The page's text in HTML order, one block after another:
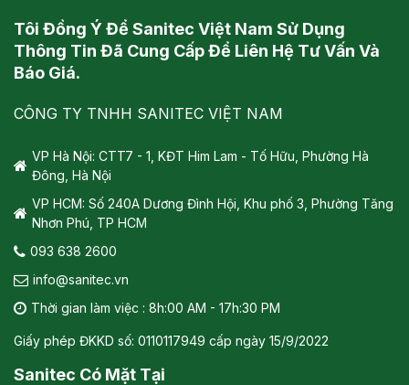
Tôi Đồng Ý Để Sanitec Việt Nam Sử Dụng
Thông Tin Đã Cung Cấp Để Liên Hệ Tư Vấn Và
Báo Giá.
CÔNG TY TNHH SANITEC VIỆT NAM
VP Hà Nội: CTT7 - 1, KĐT Him Lam - Tố Hữu, Phường Hà
Đông, Hà Nội
VP HCM: Số 240A Dương Đình Hội, Khu phố 3, Phường Tăng
Nhơn Phú, TP HCM
093 638 2600
info@sanitec.vn
Thời gian làm việc : 8h:00 AM - 17h:30 PM
Giấy phép ĐKKD số: 0110117949 cấp ngày 15/9/2022
Sanitec Có Mặt Tại